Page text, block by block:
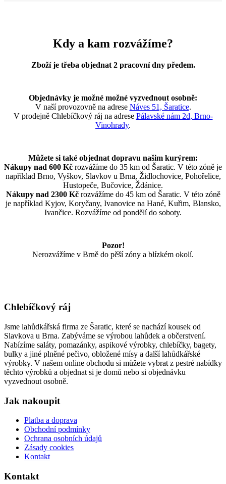
Kdy a kam rozvážíme?
Zboží je třeba objednat 2 pracovní dny předem.
Objednávky je možné možné vyzvednout osobně:
V naší provozovně na adrese Náves 51, Šaratice.
V prodejně Chlebíčkový ráj na adrese Pálavské nám 2d, Brno-
Vinohrady.
Můžete si také objednat dopravu našim kurýrem:
Nákupy nad 600 Kč rozvážíme do 35 km od Šaratic. V této zóně je
například Brno, Vyškov, Slavkov u Brna, Židlochovice, Pohořelice,
Hustopeče, Bučovice, Ždánice.
Nákupy nad 2300 Kčrozvážíme do 45 km od Šaratic. V této zóně
je například Kyjov, Koryčany, Ivanovice na Hané, Kuřim, Blansko,
Ivančice. Rozvážíme od pondělí do soboty.
Pozor!
Nerozvážíme v Brně do pěší zóny a blízkém okolí.
Chlebíčkový ráj
Jsme lahůdkářská firma ze Šaratic, které se nachází kousek od
Slavkova u Brna. Zabýváme se výrobou lahůdek a občerstvení.
Nabízíme saláty, pomazánky, aspikové výrobky, chlebíčky, bagety,
bulky a jiné plněné pečivo, obložené mísy a další lahůdkářské
výrobky. V našem online obchodu si můžete vybrat z pestré nabídky
těchto výrobků a objednat si je domů nebo si objednávku
vyzvednout osobně.
Jak nakoupit
Platba a doprava
Obchodní podmínky
Ochrana osobních údajů
Zásady cookies
Kontakt
Kontakt